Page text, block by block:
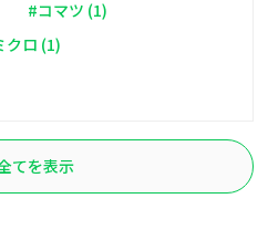
#コマツ (1)
クロ (1)
てを表示